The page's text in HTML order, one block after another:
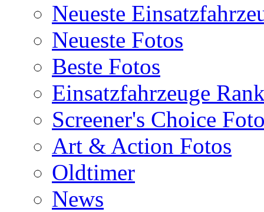
Neueste
Neueste Fotos
Beste Fotos
Einsatzfahrzeuge
Screener's Choice
Art & Action Fotos
Oldtimer
News